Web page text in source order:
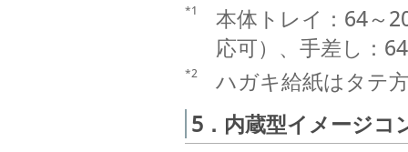
*1
本体トレイ：64～
応可）、手差し：
*2
ハガキ給紙はタテ
5．内蔵型イメージコ